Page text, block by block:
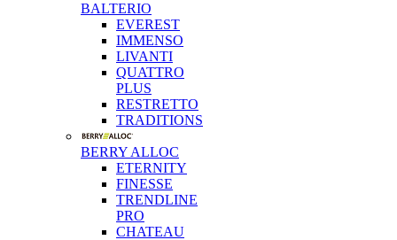
BALTERIO
EVEREST
IMMENSO
LIVANTI
QUATTRO
PLUS
RESTRETTO
TRADITIONS
BERRY ALLOC
ETERNITY
FINESSE
TRENDLINE
PRO
CHATEAU